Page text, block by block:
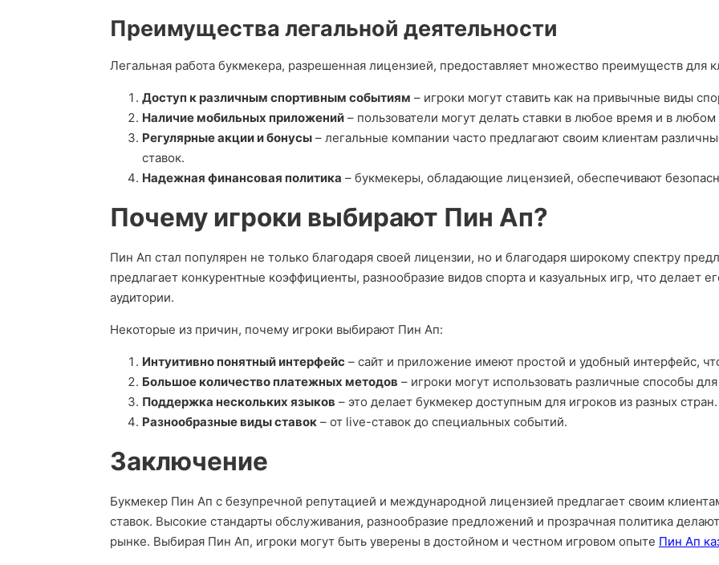
Преимущества легальной деятельности
Легальная работа букмекера, разрешенная лицензией, предоставляет множество преимуществ для
Доступ к различным спортивным событиям – игроки могут ставить как на привычные виды
Наличие мобильных приложений – пользователи могут делать ставки в любое время и в
Регулярные акции и бонусы – легальные компании часто предлагают своим клиентам
ставок.
Надежная финансовая политика – букмекеры, обладающие лицензией, обеспечивают
Почему игроки выбирают Пин Ап?
Пин Ап стал популярен не только благодаря своей лицензии, но и благодаря широкому спектру
предлагает конкурентные коэффициенты, разнообразие видов спорта и казуальных игр, что делает
аудитории.
Некоторые из причин, почему игроки выбирают Пин Ап:
Интуитивно понятный интерфейс – сайт и приложение имеют простой и удобный интерфейс,
Большое количество платежных методов – игроки могут использовать различные способы
Поддержка нескольких языков – это делает букмекер доступным для игроков из разных стран.
Разнообразные виды ставок – от live-ставок до специальных событий.
Заключение
Букмекер Пин Ап с безупречной репутацией и международной лицензией предлагает своим
ставок. Высокие стандарты обслуживания, разнообразие предложений и прозрачная политика
рынке. Выбирая Пин Ап, игроки могут быть уверены в достойном и честном игровом опыте Пин Ап